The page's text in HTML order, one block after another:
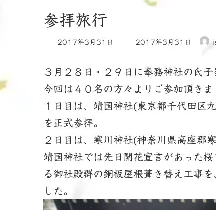
参拝旅行
2017年3月31日
最
新
日
時
2017年3月31日
３月２８日・２９日に奉務神社の氏
今回は４０名の方々よりご参加頂きま
１日目は、靖国神社(東京都千代田区
を正式参拝。
２日目は、寒川神社(神奈川県高座郡
靖国神社では先日開花宣言があった
る御社殿群の銅板屋根葺き替え工事
した。